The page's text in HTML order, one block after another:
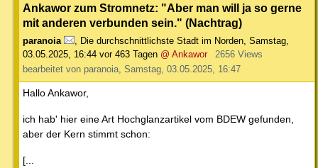
Ankawor zum Stromnetz: "Aber man will ja so gerne
mit anderen verbunden sein." (Nachtrag)
paranoia Die durchschnittlichste Stadt im Norden Samstag,
03.05.2025, 16:44 vor 463 Tagen @ Ankawor
2656 Views
bearbeitet von paranoia, Samstag, 03.05.2025, 16:47
Hallo Ankawor,
ich hab' hier eine Art Hochglanzartikel vom BDEW gefunden,
aber der Kern stimmt schon:
[...